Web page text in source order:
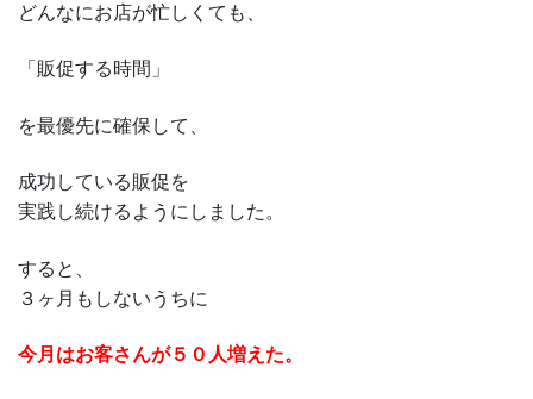
どんなにお店が忙しくても、
「販促する時間」
を最優先に確保して、
成功している販促を
実践し続けるようにしました。
すると、
３ヶ月もしないうちに
今月はお客さんが５０人増えた。